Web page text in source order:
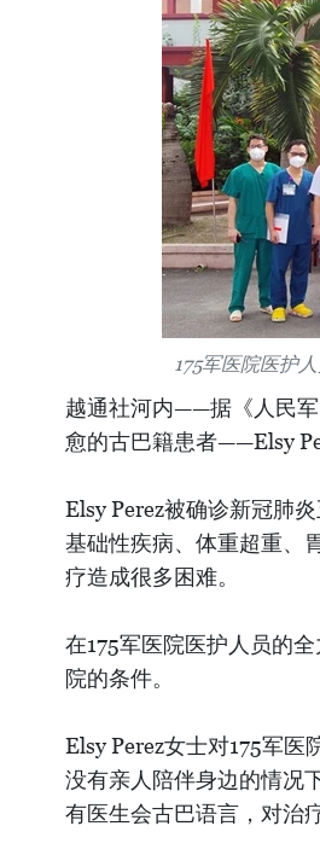
175军医院医护
越通社河内——据《人民军
愈的古巴籍患者——Elsy
Elsy Perez被确诊新冠肺
基础性疾病、体重超重、
疗造成很多困难。
在175军医院医护人员的
院的条件。
Elsy Perez女士对175军
没有亲人陪伴身边的情况
有医生会古巴语言，对治